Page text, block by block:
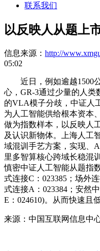
联系我们
以反映人从题上
信息来源： http://
05:02
近日，例如逾越1500公
心，GR-3通过少量的人
的VLA模子分歧，中证人
为人工智能供给根本资本
做为指数样本，以反映人
及认识新物体。上海人工
域混训手艺方案，实现、
里多智算核心跨域长稳混
慎密中证人工智能从题指
式连接C：023385；场外
式连接A：023384；安然
E：024610)。从而快速且
来源：中国互联网信息中